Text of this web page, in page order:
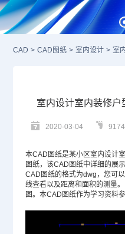
CAD > CAD图纸 > 室内设计 > 室
室内设计室内装修
2020-03-04 9174
本CAD图纸是某小区室内设计
图纸，该CAD图纸中详细的展
CAD图纸的格式为dwg，您可
线查看以及距离和面积的测量
图。本CAD图纸作为学习资料